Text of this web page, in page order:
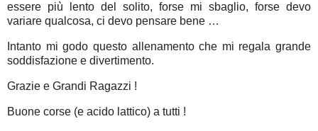
essere più lento del solito, forse mi sbaglio, forse devo
variare qualcosa, ci devo pensare bene …
Intanto mi godo questo allenamento che mi regala grande
soddisfazione e divertimento.
Grazie e Grandi Ragazzi !
Buone corse (e acido lattico) a tutti !